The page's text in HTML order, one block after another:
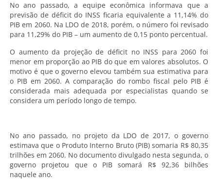
No ano passado, a equipe econômica informava que a
previsão de déficit do INSS ficaria equivalente a 11,14% do
PIB em 2060. Na LDO de 2018, porém, o número foi revisado
para 11,29% do PIB – um aumento de 0,15 ponto percentual.
O aumento da projeção de déficit no INSS para 2060 foi
menor em proporção ao PIB do que em valores absolutos. O
motivo é que o governo elevou também sua estimativa para
o PIB em 2060. A comparação do rombo fiscal pelo PIB é
considerada mais adequada por especialistas quando se
considera um período longo de tempo.
No ano passado, no projeto da LDO de 2017, o governo
estimava que o Produto Interno Bruto (PIB) somaria R$ 80,35
trilhões em 2060. No documento divulgado nesta segunda, o
governo projetou que o PIB somará R$ 92,36 bilhões
naquele ano.